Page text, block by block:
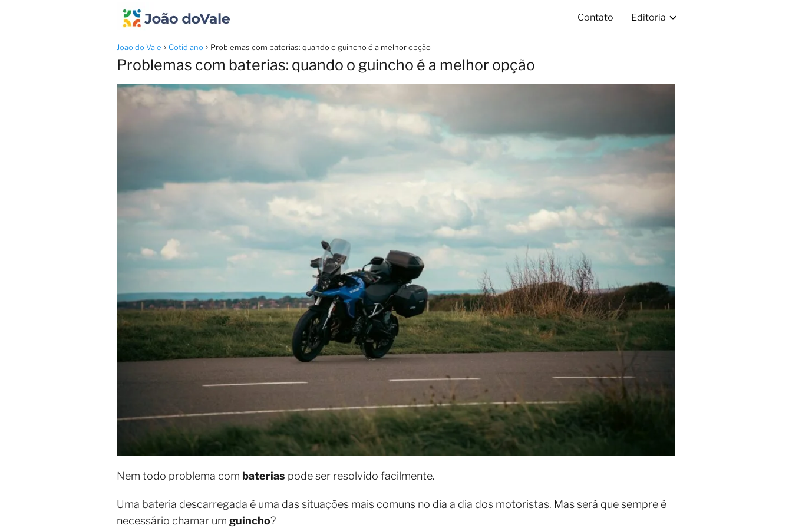
Contato Editoria
Joao do Vale Cotidiano Problemas com baterias: quando o guincho é a melhor opção
Problemas com baterias: quando o guincho é a melhor opção
Nem todo problema com baterias pode ser resolvido facilmente.
Uma bateria descarregada é uma das situações mais comuns no dia a dia dos motoristas. Mas será que sempre é
necessário chamar um guincho?